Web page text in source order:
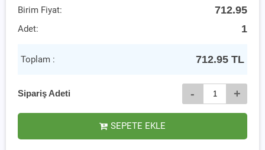
Birim Fiyat: 712.95
Adet: 1
Toplam : 712.95 TL
Sipariş Adeti - +
SEPETE EKLE